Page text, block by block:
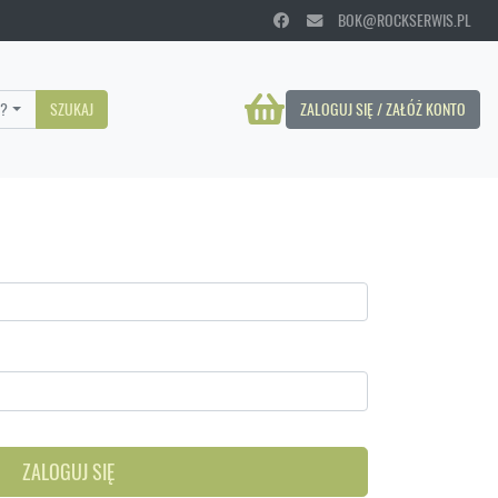
BOK@ROCKSERWIS.PL
ZALOGUJ SIĘ / ZAŁÓŻ KONTO
SZUKAJ
ZALOGUJ SIĘ